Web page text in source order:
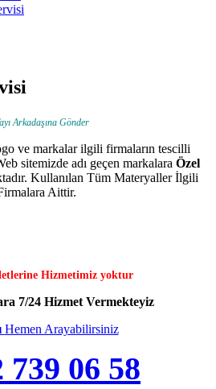
Arkadaşına Gönder
ve markalar ilgili firmaların tescilli
sitemizde adı geçen markalara Özel
Kullanılan Tüm Materyaller İlgili
Aittir.
Hizmetimiz yoktur
7/24 Hizmet Vermekteyiz
Hemen Arayabilirsiniz
739 06 58